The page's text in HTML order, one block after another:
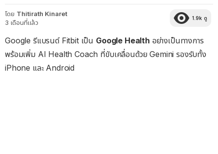
โดย Thitirath Kinaret
3 เดือนที่แล้ว
1.9k ดู
Google รีแบรนด์ Fitbit เป็น Google Health อย่างเป็นทางการ
พร้อมเพิ่ม AI Health Coach ที่ขับเคลื่อนด้วย Gemini รองรับทั้ง
iPhone และ Android